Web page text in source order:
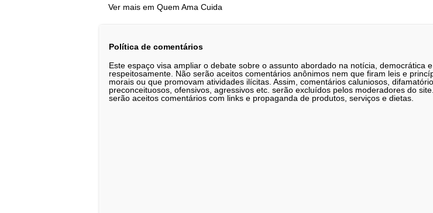
Ver mais em Quem Ama Cuida
Política de comentários
Este espaço visa ampliar o debate sobre o assunto abordado na notícia, democrática e
respeitosamente. Não serão aceitos comentários anônimos nem que firam leis e
morais ou que promovam atividades ilícitas. Assim, comentários caluniosos,
preconceituosos, ofensivos, agressivos etc. serão excluídos pelos moderadores do
serão aceitos comentários com links e propaganda de produtos, serviços e dietas.